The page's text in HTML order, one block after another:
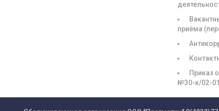
приёма
Приказ
№30-к/02-